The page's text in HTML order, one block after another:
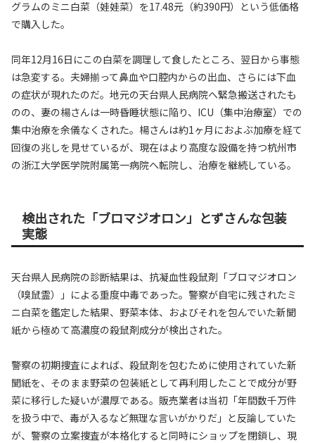
グラムのミニ白菜（娃娃菜）を17.48元（約390円）という低価格
で購入した。
同年12月16日にこの白菜を調理して食したところ、翌日から事態
は急変する。夫婦揃って鼻血や口腔内からの出血、さらには下血
の症状が現れたのだ。地元の天台県人民病院へ緊急搬送されたも
のの、妻の楊さんは一時昏睡状態に陥り、ICU（集中治療室）での
集中治療を余儀なくされた。楊さんは約1ヶ月におよぶ加療を経て
回復の兆しを見せているが、現在はより高度な設備を持つ杭州市
の浙江大学医学院附属第一病院へ転院し、治療を継続している。
検出された「ブロマジオロン」とずさんな包装
実態
天台県人民病院の診断結果は、抗凝血性殺鼠剤「ブロマジオロン
（嗅鼠霊）」による重度中毒であった。警察が自宅に残されたミ
ニ白菜を鑑定した結果、野菜本体、およびそれを包んでいた新聞
紙から極めて高濃度の殺鼠剤成分が検出された。
警察の初期捜査によれば、殺鼠剤を包むために使用されていた新
聞紙を、そのまま野菜の包装紙として再利用したことで成分が野
菜に移行した疑いが濃厚である。販売業者は当初「年間数千万件
を扱う中で、毒が入るなど無理な言いがかりだ」と反論していた
が、警察の立案捜査が本格化すると同時にショップを閉鎖し、現